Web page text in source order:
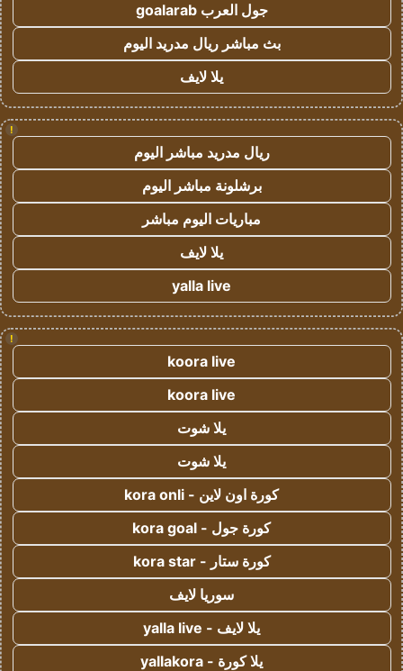
جول العرب goalarab
بث مباشر ريال مدريد اليوم
يلا لايف
!
ريال مدريد مباشر اليوم
برشلونة مباشر اليوم
مباريات اليوم مباشر
يلا لايف
yalla live
!
koora live
koora live
يلا شوت
يلا شوت
كورة اون لاين - kora onli
كورة جول - kora goal
كورة ستار - kora star
سوريا لايف
يلا لايف - yalla live
يلا كورة - yallakora